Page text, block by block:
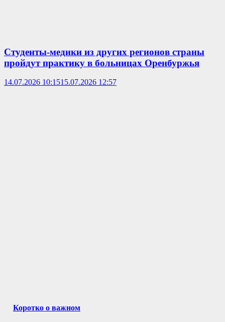
Студенты-медики из других регионов страны
пройдут практику в больницах Оренбуржья
14.07.2026 10:1515.07.2026 12:57
Коротко о важном